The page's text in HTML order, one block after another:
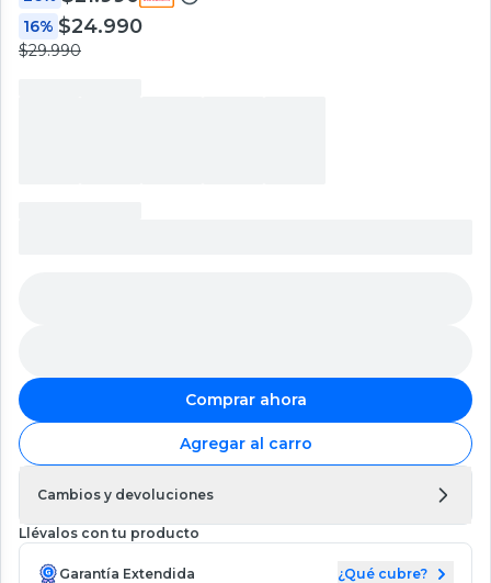
16% $24.990
$29.990
Comprar ahora
Agregar al carro
Cambios y devoluciones
Llévalos con tu producto
Garantía Extendida ¿Qué cubre?